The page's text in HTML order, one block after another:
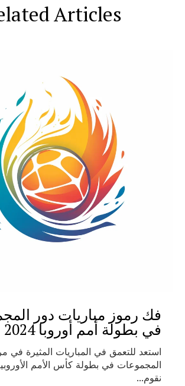
Articles
فك رموز مباريات دور
في بطولة أمم أوروبا 2024
استعد للتعمق في المباريات المثيرة في
نقوم...